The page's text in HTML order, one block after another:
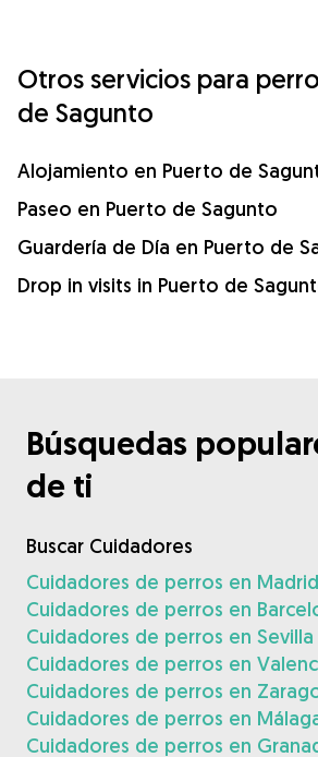
Otros servicios para
de Sagunto
Alojamiento en Puerto de
Paseo en Puerto de Sagunto
Guardería de Día en Puerto de
Drop in visits in Puerto de
Búsquedas
de ti
Buscar Cuidadores
Cuidadores de perros en Madrid
Cuidadores de perros en
Cuidadores de perros en Sevilla
Cuidadores de perros en
Cuidadores de perros en
Cuidadores de perros en
Cuidadores de perros en